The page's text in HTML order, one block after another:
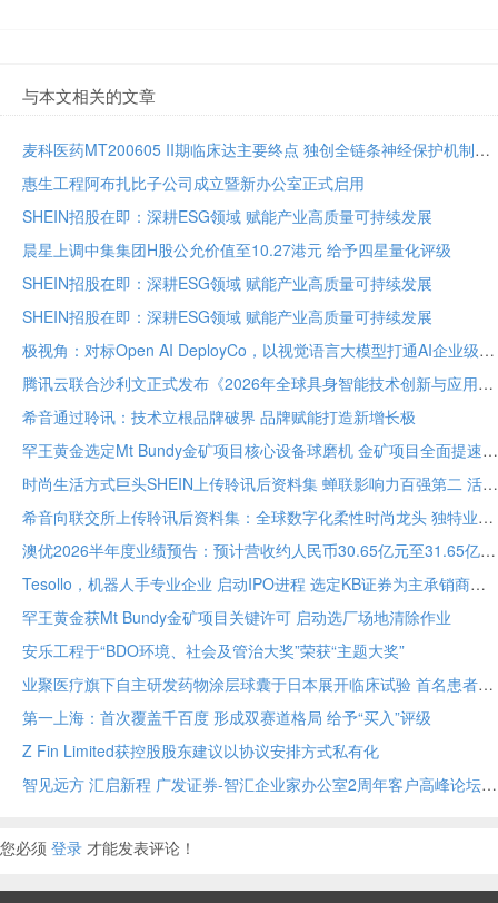
与本文相关的文章
麦科医药MT200605 II期临床达主要终点 独创全链条神经保护机制将亮相国际卒中大会
惠生工程阿布扎比子公司成立暨新办公室正式启用
SHEIN招股在即：深耕ESG领域 赋能产业高质量可持续发展
晨星上调中集集团H股公允价值至10.27港元 给予四星量化评级
SHEIN招股在即：深耕ESG领域 赋能产业高质量可持续发展
SHEIN招股在即：深耕ESG领域 赋能产业高质量可持续发展
极视角：对标Open AI DeployCo，以视觉语言大模型打通AI企业级落地“最后一公里”
腾讯云联合沙利文正式发布《2026年全球具身智能技术创新与应用白皮书》
希音通过聆讯：技术立根品牌破界 品牌赋能打造新增长极
罕王黄金选定Mt Bundy金矿项目核心设备球磨机 金矿项目全面提速
时尚生活方式巨头SHEIN上传聆讯后资料集 蝉联影响力百强第二 活跃顾客达2.73亿
希音向联交所上传聆讯后资料集：全球数字化柔性时尚龙头 独特业务模式构筑坚固护城河
澳优2026半年度业绩预告：预计营收约人民币30.65亿元至31.65亿元 核心业务基础保持稳定
Tesollo，机器人手专业企业 启动IPO进程 选定KB证券为主承销商
罕王黄金获Mt Bundy金矿项目关键许可 启动选厂场地清除作业
安乐工程于“BDO环境、社会及管治大奖”荣获“主题大奖”
业聚医疗旗下自主研发药物涂层球囊于日本展开临床试验 首名患者已入组
第一上海：首次覆盖千百度 形成双赛道格局 给予“买入”评级
Z Fin Limited获控股股东建议以协议安排方式私有化
智见远方 汇启新程 广发证券-智汇企业家办公室2周年客户高峰论坛在穗举办
您必须 登录 才能发表评论！